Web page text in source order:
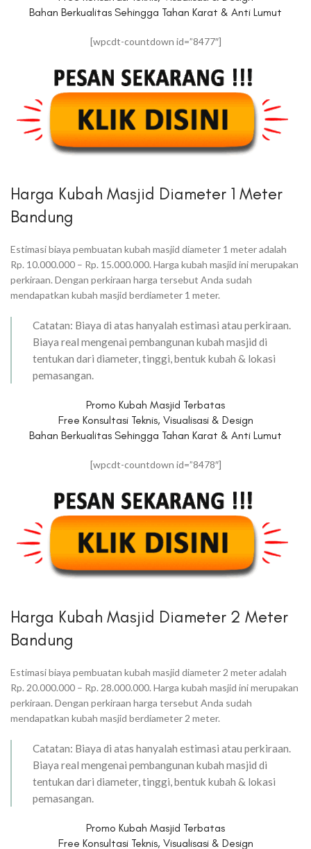
Bahan Berkualitas Sehingga Tahan Karat & Anti Lumut
[wpcdt-countdown id=”8477″]
Harga Kubah Masjid Diameter 1 Meter
Bandung
Estimasi biaya pembuatan kubah masjid diameter 1 meter adalah
Rp. 10.000.000 – Rp. 15.000.000. Harga kubah masjid ini merupakan
perkiraan. Dengan perkiraan harga tersebut Anda sudah
mendapatkan kubah masjid berdiameter 1 meter.
Catatan: Biaya di atas hanyalah estimasi atau perkiraan.
Biaya real mengenai pembangunan kubah masjid di
tentukan dari diameter, tinggi, bentuk kubah & lokasi
pemasangan.
Promo Kubah Masjid Terbatas
Free Konsultasi Teknis, Visualisasi & Design
Bahan Berkualitas Sehingga Tahan Karat & Anti Lumut
[wpcdt-countdown id=”8478″]
Harga Kubah Masjid Diameter 2 Meter
Bandung
Estimasi biaya pembuatan kubah masjid diameter 2 meter adalah
Rp. 20.000.000 – Rp. 28.000.000. Harga kubah masjid ini merupakan
perkiraan. Dengan perkiraan harga tersebut Anda sudah
mendapatkan kubah masjid berdiameter 2 meter.
Catatan: Biaya di atas hanyalah estimasi atau perkiraan.
Biaya real mengenai pembangunan kubah masjid di
tentukan dari diameter, tinggi, bentuk kubah & lokasi
pemasangan.
Promo Kubah Masjid Terbatas
Free Konsultasi Teknis, Visualisasi & Design